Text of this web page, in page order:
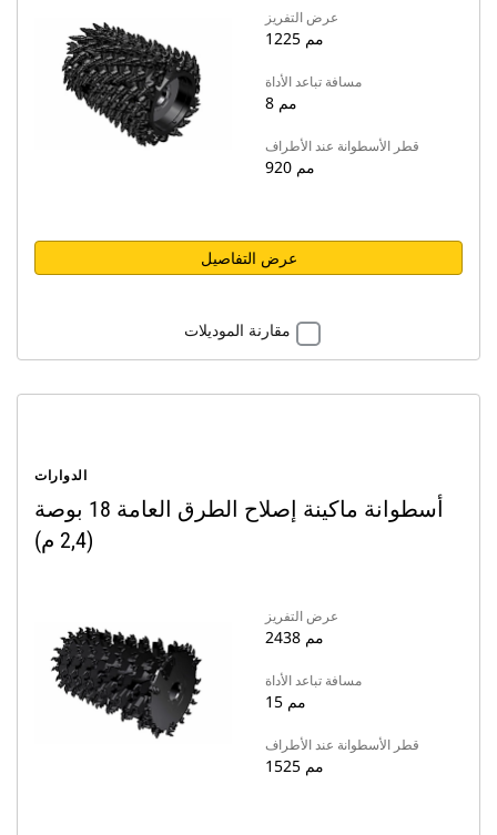
عرض التفريز
1225 مم
مسافة تباعد الأداة
8 مم
قطر الأسطوانة عند الأطراف
920 مم
عرض التفاصيل
مقارنة الموديلات
الدوارات
أسطوانة ماكينة إصلاح الطرق العامة 18 بوصة
(2,4 م)
عرض التفريز
2438 مم
مسافة تباعد الأداة
15 مم
قطر الأسطوانة عند الأطراف
1525 مم